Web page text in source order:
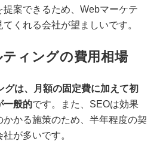
提案できるため、Webマーケテ
くれる会社が望ましいです。
ィングの費用相場
グは、月額の固定費に加えて初
一般的です。また、SEOは効果
かかる施策のため、半年程度の契
が多いです。